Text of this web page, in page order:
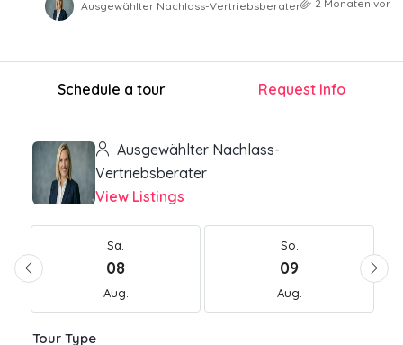
Ausgewählter Nachlass-Vertriebsberater 2 Monaten vor
Schedule a tour Request Info
Ausgewählter Nachlass-
Vertriebsberater
View Listings
Sa.
08
Aug.
So.
09
Aug.
Tour Type